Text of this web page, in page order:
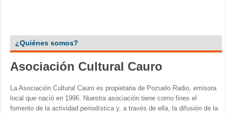
¿Quiénes somos?
Asociación Cultural Cauro
La Asociación Cultural Cauro es propietaria de Pozuelo Radio, emisora
local que nació en 1996. Nuestra asociación tiene como fines el
fomento de la actividad periodística y, a través de ella, la difusión de la